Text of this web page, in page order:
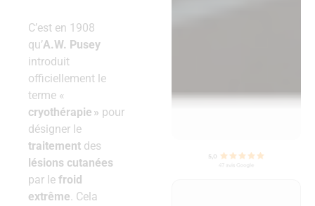
C’est en 1908
qu’A.W. Pusey
introduit
officiellement le
terme «
cryothérapie » pour
désigner le
traitement des
lésions cutanées
par le froid
extrême. Cela